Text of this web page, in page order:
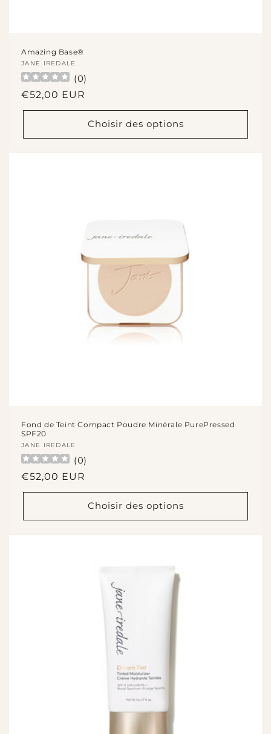
Amazing Base®
Fournisseur :
JANE IREDALE
(0)
Prix
habituel
€52,00 EUR
Choisir des options
Fond de Teint Compact Poudre Minérale PurePressed
SPF20
Fournisseur :
JANE IREDALE
(0)
Prix
habituel
€52,00 EUR
Choisir des options